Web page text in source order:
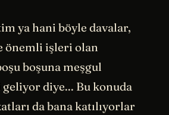
ya hani böyle davalar,
önemli işleri olan
boşuna meşgul
diye... Bu konuda
da bana katılıyorlar